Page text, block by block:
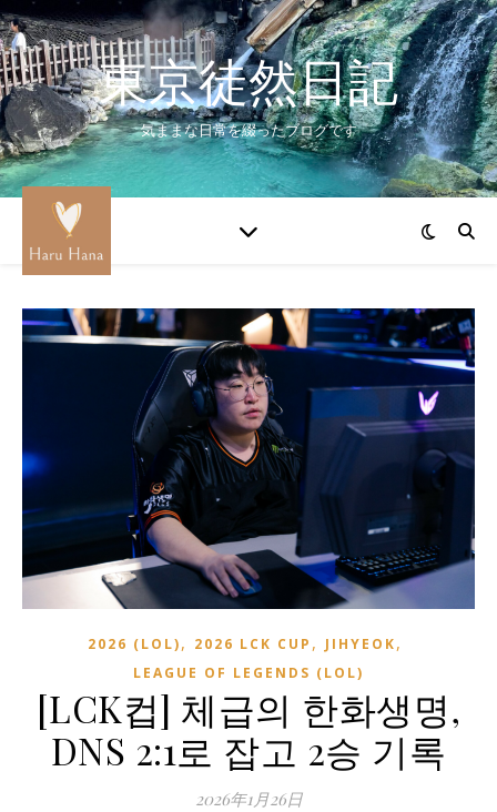
東京徒然日記
気ままな日常を綴ったブログです
2026 (LOL), 2026 LCK CUP , JIHYEOK,
LEAGUE OF LEGENDS (LOL)
[LCK컵] 체급의 한화생명,
DNS 2:1로 잡고 2승 기록
2026年1月26日